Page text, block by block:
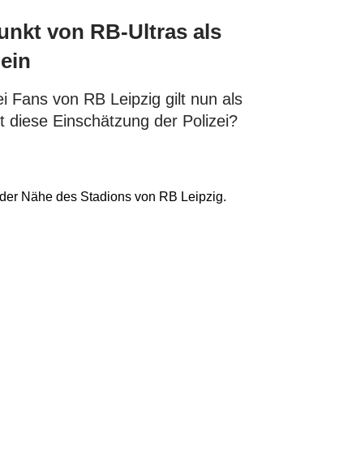
von RB-Ultras als
Fans von RB Leipzig gilt nun als
diese Einschätzung der Polizei?